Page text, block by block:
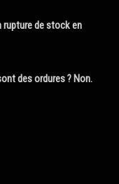
rupture de stock en
des ordures ? Non.